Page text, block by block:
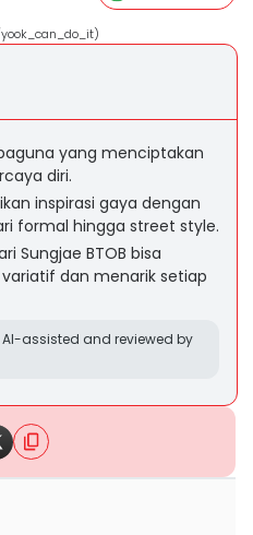
yang menciptakan
diri.
inspirasi gaya dengan
formal hingga street style.
Sungjae BTOB bisa
dan menarik setiap
assisted and reviewed by